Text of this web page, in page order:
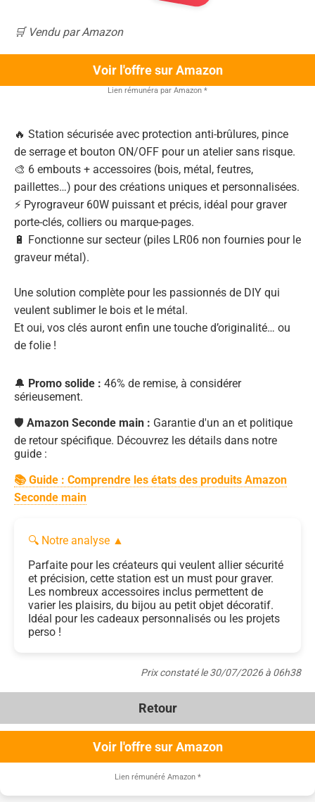
🛒 Vendu par Amazon
Voir l'offre sur Amazon
Lien rémunéra par Amazon *
🔥 Station sécurisée avec protection anti-brûlures, pince
de serrage et bouton ON/OFF pour un atelier sans risque.
🎨 6 embouts + accessoires (bois, métal, feutres,
paillettes…) pour des créations uniques et personnalisées.
⚡ Pyrograveur 60W puissant et précis, idéal pour graver
porte-clés, colliers ou marque-pages.
🔋 Fonctionne sur secteur (piles LR06 non fournies pour le
graveur métal).
Une solution complète pour les passionnés de DIY qui
veulent sublimer le bois et le métal.
Et oui, vos clés auront enfin une touche d’originalité… ou
de folie !
🔔 Promo solide : 46% de remise, à considérer
sérieusement.
🛡️ Amazon Seconde main : Garantie d'un an et politique
de retour spécifique. Découvrez les détails dans notre
guide :
📚 Guide : Comprendre les états des produits Amazon
Seconde main
🔍 Notre analyse ▲
Parfaite pour les créateurs qui veulent allier sécurité
et précision, cette station est un must pour graver.
Les nombreux accessoires inclus permettent de
varier les plaisirs, du bijou au petit objet décoratif.
Idéal pour les cadeaux personnalisés ou les projets
perso !
Prix constaté le 30/07/2026 à 06h38
Retour
Voir l'offre sur Amazon
Lien rémunéré Amazon *